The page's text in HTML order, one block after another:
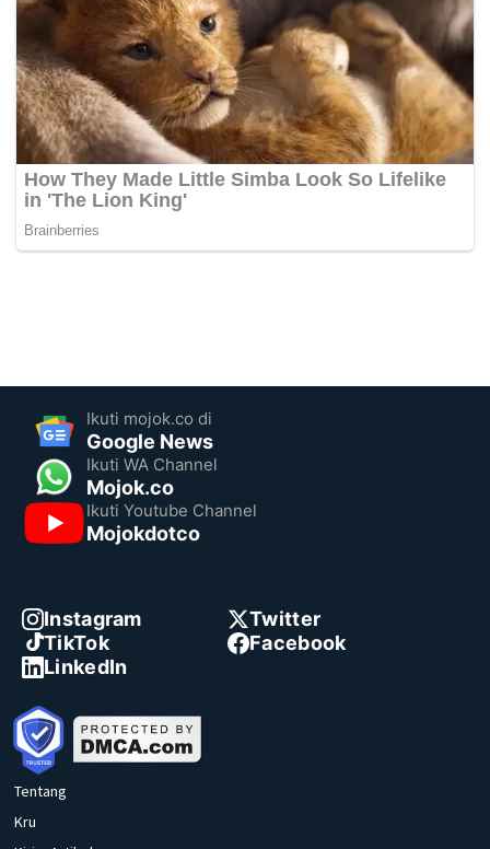
Ikuti mojok.co di
Google News
Ikuti WA Channel
Mojok.co
Ikuti Youtube Channel
Mojokdotco
Instagram
Twitter
TikTok
Facebook
LinkedIn
Tentang
Kru